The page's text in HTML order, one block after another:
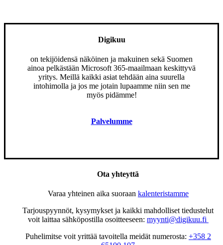
Digikuu
on tekijöidensä näköinen ja makuinen sekä Suomen
ainoa pelkästään Microsoft 365-maailmaan keskittyvä
yritys. Meillä kaikki asiat tehdään aina suurella
intohimolla ja jos me jotain lupaamme niin sen me
myös pidämme!
Palvelumme
Ota yhteyttä
Varaa yhteinen aika suoraan kalenteristamme
Tarjouspyynnöt, kysymykset ja kaikki mahdolliset tiedustelut
voit laittaa sähköpostilla osoitteeseen: myynti@digikuu.fi
Puhelimitse voit yrittää tavoitella meidät numerosta: +358 2